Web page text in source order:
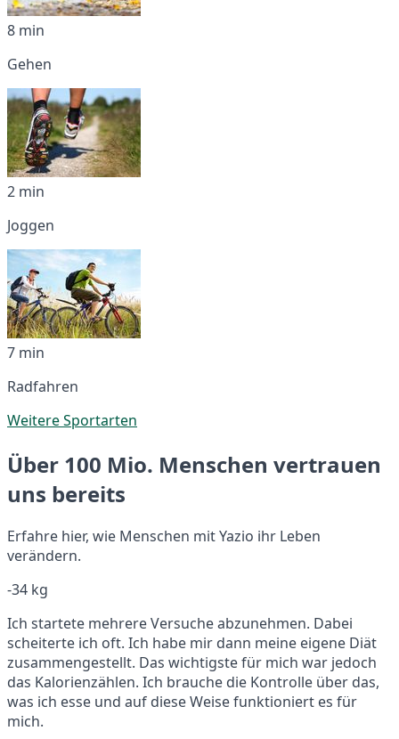
8 min
Gehen
2 min
Joggen
7 min
Radfahren
Weitere Sportarten
Über 100 Mio. Menschen vertrauen
uns bereits
Erfahre hier, wie Menschen mit Yazio ihr Leben
verändern.
-34 kg
Ich startete mehrere Versuche abzunehmen. Dabei
scheiterte ich oft. Ich habe mir dann meine eigene Diät
zusammengestellt. Das wichtigste für mich war jedoch
das Kalorienzählen. Ich brauche die Kontrolle über das,
was ich esse und auf diese Weise funktioniert es für
mich.